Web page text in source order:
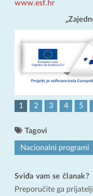
www.esf.hr
1 2 3 4 5
Tagovi
Nacionalni programi
Sviđa vam se članak?
Preporučite ga